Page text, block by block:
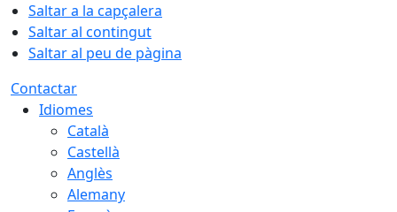
Saltar a la capçalera
Saltar al contingut
Saltar al peu de pàgina
Contactar
Idiomes
Català
Castellà
Anglès
Alemany